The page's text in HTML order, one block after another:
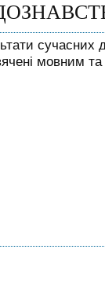
сучасних
мовним та